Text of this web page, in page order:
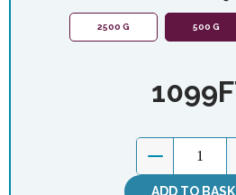
2500 G 500 G
1099
ADD TO